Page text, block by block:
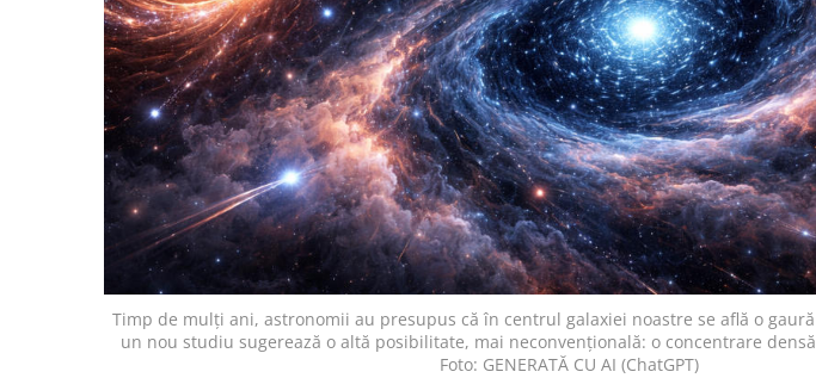
Timp de mulți ani, astronomii au presupus că în centrul galaxiei noastre se află o
un nou studiu sugerează o altă posibilitate, mai neconvențională: o concentrare
Foto: GENERATĂ CU AI (ChatGPT)